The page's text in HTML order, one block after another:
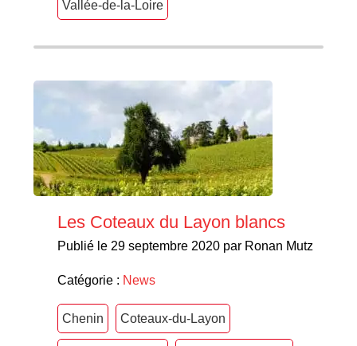
Vallée-de-la-Loire
Les Coteaux du Layon blancs
Publié le 29 septembre 2020 par Ronan Mutz
Catégorie : News
Chenin Coteaux-du-Layon